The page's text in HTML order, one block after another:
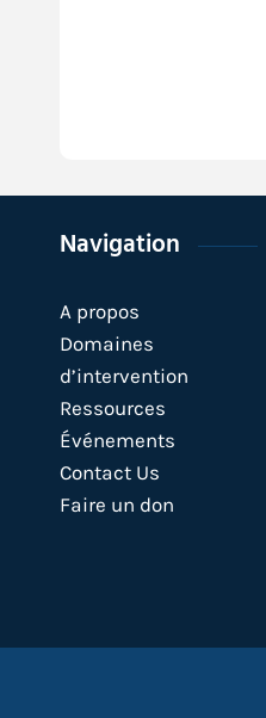
Navigation
A propos
Domaines
d’intervention
Ressources
Événements
Contact Us
Faire un don